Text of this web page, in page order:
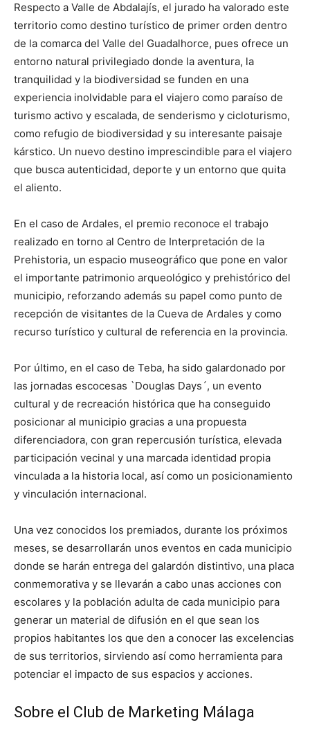
Respecto a Valle de Abdalajís, el jurado ha valorado este
territorio como destino turístico de primer orden dentro
de la comarca del Valle del Guadalhorce, pues ofrece un
entorno natural privilegiado donde la aventura, la
tranquilidad y la biodiversidad se funden en una
experiencia inolvidable para el viajero como paraíso de
turismo activo y escalada, de senderismo y cicloturismo,
como refugio de biodiversidad y su interesante paisaje
kárstico. Un nuevo destino imprescindible para el viajero
que busca autenticidad, deporte y un entorno que quita
el aliento.
En el caso de Ardales, el premio reconoce el trabajo
realizado en torno al Centro de Interpretación de la
Prehistoria, un espacio museográfico que pone en valor
el importante patrimonio arqueológico y prehistórico del
municipio, reforzando además su papel como punto de
recepción de visitantes de la Cueva de Ardales y como
recurso turístico y cultural de referencia en la provincia.
Por último, en el caso de Teba, ha sido galardonado por
las jornadas escocesas `Douglas Days´, un evento
cultural y de recreación histórica que ha conseguido
posicionar al municipio gracias a una propuesta
diferenciadora, con gran repercusión turística, elevada
participación vecinal y una marcada identidad propia
vinculada a la historia local, así como un posicionamiento
y vinculación internacional.
Una vez conocidos los premiados, durante los próximos
meses, se desarrollarán unos eventos en cada municipio
donde se harán entrega del galardón distintivo, una placa
conmemorativa y se llevarán a cabo unas acciones con
escolares y la población adulta de cada municipio para
generar un material de difusión en el que sean los
propios habitantes los que den a conocer las excelencias
de sus territorios, sirviendo así como herramienta para
potenciar el impacto de sus espacios y acciones.
Sobre el Club de Marketing Málaga